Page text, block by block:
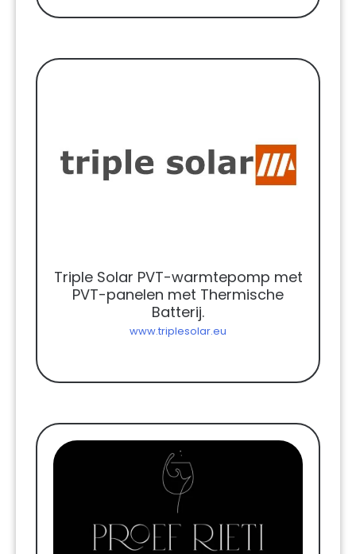
Triple Solar PVT-warmtepomp met
PVT-panelen met Thermische
Batterij.
www.triplesolar.eu